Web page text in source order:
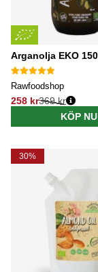
Arganolja EKO
Rawfoodshop
258 kr
Ordinarie pris:
369 kr
KÖP NU
30%